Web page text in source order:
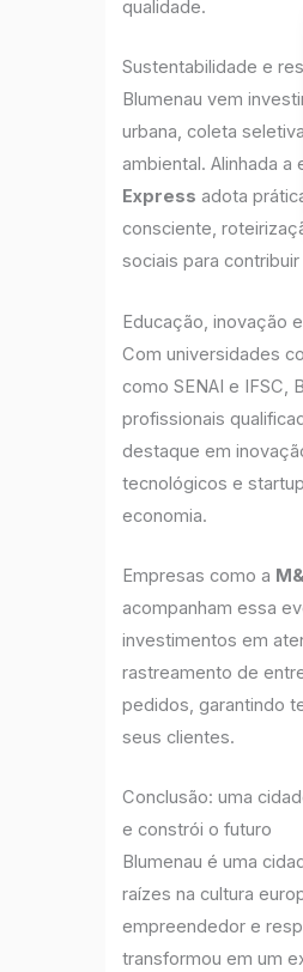
qualidade.
Sustentabilidade e
Blumenau vem
urbana, coleta
ambiental. Alinhada
Express adota
consciente,
sociais para
Educação, inovação
Com universidades
como SENAI e IFSC,
profissionais
destaque em
tecnológicos e
economia.
Empresas como a
acompanham essa
investimentos em
rastreamento de
pedidos, garantindo
seus clientes.
Conclusão: uma
e constrói o futuro
Blumenau é uma
raízes na cultura
empreendedor e
transformou em um